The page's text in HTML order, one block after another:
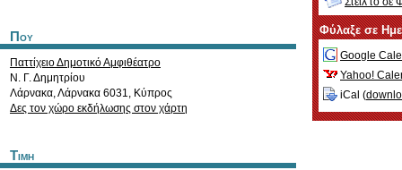
Που
Παττίχειο Δημοτικό Αμφιθέατρο
Ν. Γ. Δημητρίου
Λάρνακα,Λάρνακα 6031, Κύπρος
Δες τον χώρο εκδήλωσης στον χάρτη
Τιμη
Φύλαξε σε
Google
Yahoo!
iCal (